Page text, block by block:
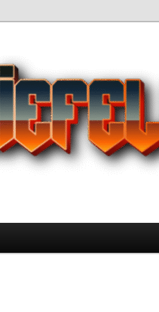
Terbaik
Wajib